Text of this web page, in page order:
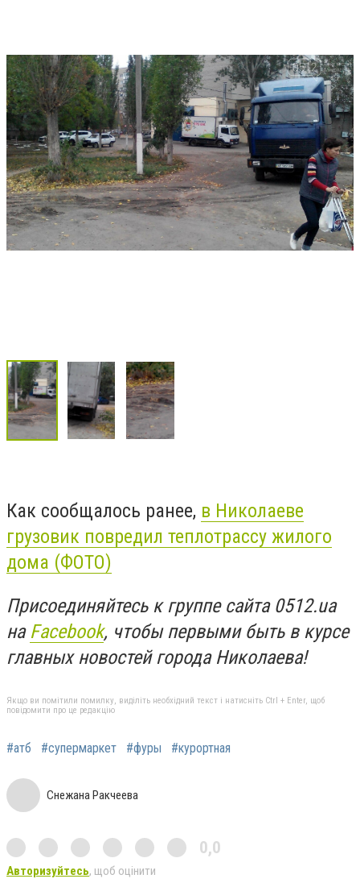
Как сообщалось ранее, в Николаеве
грузовик повредил теплотрассу жилого
дома (ФОТО)
Присоединяйтесь к группе сайта 0512.ua
на Facebook, чтобы первыми быть в курсе
главных новостей города Николаева!
Якщо ви помітили помилку, виділіть необхідний текст і натисніть Ctrl + Enter, щоб
повідомити про це редакцію
#атб #супермаркет #фуры #курортная
Снежана Ракчеева
0,0
Авторизуйтесь, щоб оцінити